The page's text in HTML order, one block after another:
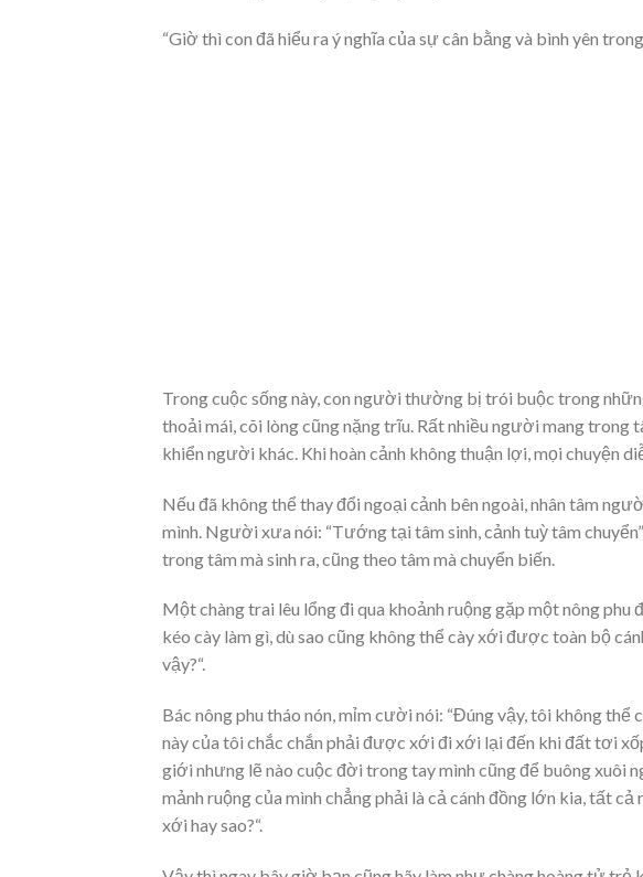
“Giờ thì con đã hiểu ra ý nghĩa của sự cân bằng và bình yên
Trong cuộc sống này, con người thường bị trói buộc trong
thoải mái, cõi lòng cũng nặng trĩu. Rất nhiều người mang trong
khiển người khác. Khi hoàn cảnh không thuận lợi, mọi chuyện
Nếu đã không thể thay đổi ngoại cảnh bên ngoài, nhân tâm
mình. Người xưa nói: “Tướng tại tâm sinh, cảnh tuỳ tâm
trong tâm mà sinh ra, cũng theo tâm mà chuyển biến.
Một chàng trai lêu lổng đi qua khoảnh ruộng gặp một nông phu
kéo cày làm gì, dù sao cũng không thể cày xới được toàn bộ
vậy?“.
Bác nông phu tháo nón, mỉm cười nói: “Đúng vậy, tôi không thể
này của tôi chắc chắn phải được xới đi xới lại đến khi đất tơi
giới nhưng lẽ nào cuộc đời trong tay mình cũng để buông xuôi
mảnh ruộng của mình chẳng phải là cả cánh đồng lớn kia, tất
xới hay sao?“.